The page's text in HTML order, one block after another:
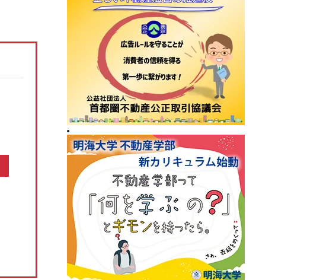
、グル
暑中特集 構造転換と事業戦
略／裁判、手続き電子化で紛
最新ニュース 2026.08.05
が継続
エアコンの「在庫・回収管理
システム」構築／業務削減と
流通賃貸 2026.08.03
／リ...
リモート施工管理を導入／27
年度売上高500億円、販売...
不動産投資 2026.07.13
ルバが
本人確認サービスで合意／国
内初、12月開始予定／Liq...
行政・地域・団体 2026.07.27
で
三井不、物流投資累計１・４
兆円に／今後も安定供給へ／
不動産開発 2026.08.04
８―東
主な沿線駅別の新築・中古マ
ンション利回り－３４７－東
2026.02.24
方・説
明海大学不動産学部 不動産
の話題［１２５］学生と教員
2026.08.03
と住ま
シニア・住み替え特集／シニ
ア層の意識変化と開発動向／
2026.07.27
物件取得で２１・６億円資金
調達／千葉銀とサステナリン
住宅事業 2026.08.03
機構改革・人事／積水ハ、旭
2026.06.29